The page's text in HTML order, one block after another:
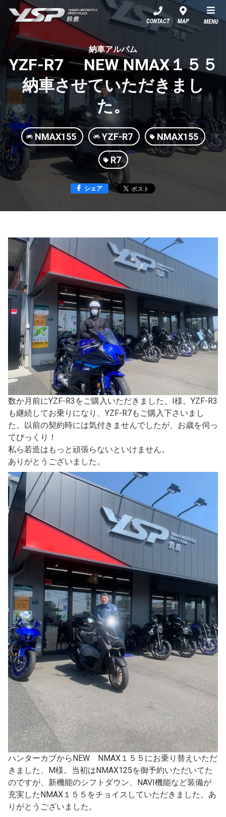
YSP鈴鹿
CONTACT MAP MENU
納車アルバム
YZF-R7 NEW NMAX１５５
納車させていただきまし
た。
NMAX155 YZF-R7 NMAX155
R7
シェア
数か月前にYZF-R3をご購入いただきました、I様。YZF-R3
も継続してお乗りになり、YZF-R7もご購入下さいまし
た。以前の契約時には気付きませんでしたが、お歳を伺っ
てびっくり！
私ら若造はもっと頑張らないといけません。
ありがとうございました。
ハンターカブからNEW NMAX１５５にお乗り替えいただ
きました、M様。当初はNMAX125を御予約いただいてた
のですが、新機能のシフトダウン、NAVI機能など装備が
充実したNMAX１５５をチョイスしていただきました。あ
りがとうございました。